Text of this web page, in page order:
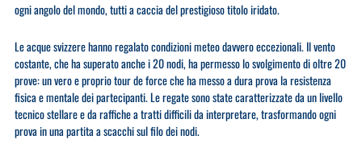
ogni angolo del mondo, tutti a caccia del prestigioso titolo iridato.
​Le acque svizzere hanno regalato condizioni meteo davvero eccezionali. Il vento
costante, che ha superato anche i 20 nodi, ha permesso lo svolgimento di oltre 20
prove: un vero e proprio tour de force che ha messo a dura prova la resistenza
fisica e mentale dei partecipanti. Le regate sono state caratterizzate da un livello
tecnico stellare e da raffiche a tratti difficili da interpretare, trasformando ogni
prova in una partita a scacchi sul filo dei nodi.